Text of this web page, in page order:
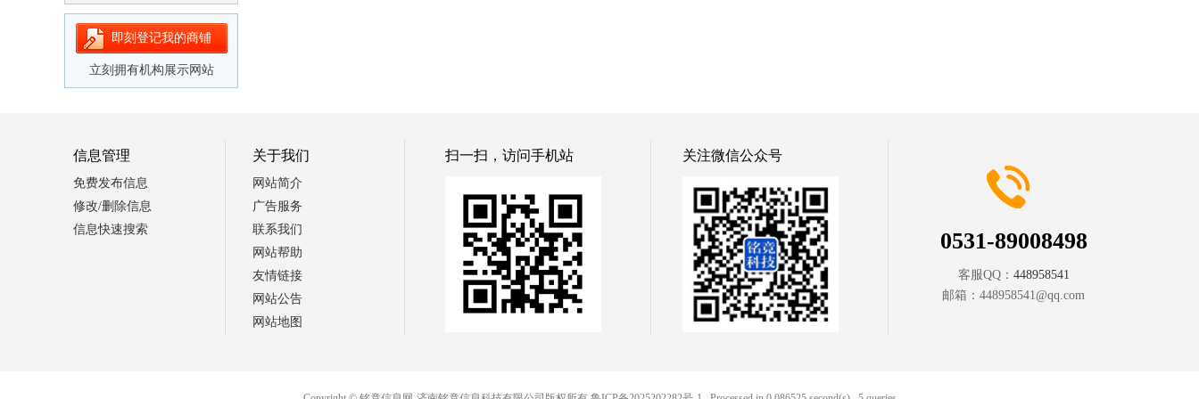
即刻登记我的商铺
立刻拥有机构展示网站
信息管理
免费发布信息
修改/删除信息
信息快速搜索
关于我们
网站简介
广告服务
联系我们
网站帮助
友情链接
网站公告
网站地图
扫一扫，访问手机站 关注微信公众号
0531-89008498
客服QQ： 448958541
邮箱： 448958541@qq.com